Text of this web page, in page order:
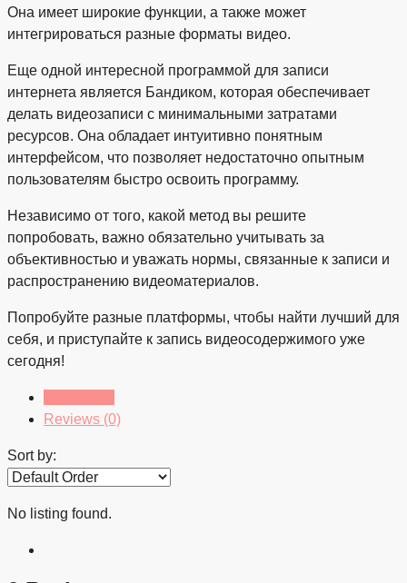
Она имеет широкие функции, а также может
интегрироваться разные форматы видео.
Еще одной интересной программой для записи
интернета является Бандиком, которая обеспечивает
делать видеозаписи с минимальными затратами
ресурсов. Она обладает интуитивно понятным
интерфейсом, что позволяет недостаточно опытным
пользователям быстро освоить программу.
Независимо от того, какой метод вы решите
попробовать, важно обязательно учитывать за
объективностью и уважать нормы, связанные к записи и
распространению видеоматериалов.
Попробуйте разные платформы, чтобы найти лучший для
себя, и приступайте к запись видеосодержимого уже
сегодня!
Reviews (0)
Sort by:
No listing found.